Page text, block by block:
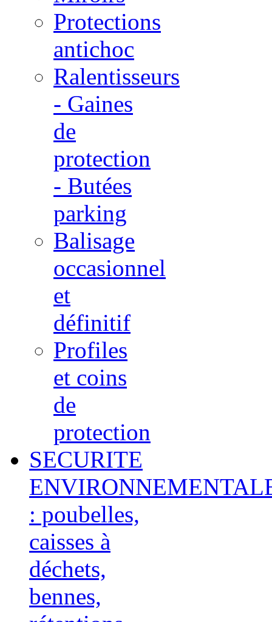
Protections
antichoc
Ralentisseurs
- Gaines
de
protection
- Butées
parking
Balisage
occasionnel
et
définitif
Profiles
et coins
de
protection
SECURITE
: poubelles,
caisses à
déchets,
bennes,